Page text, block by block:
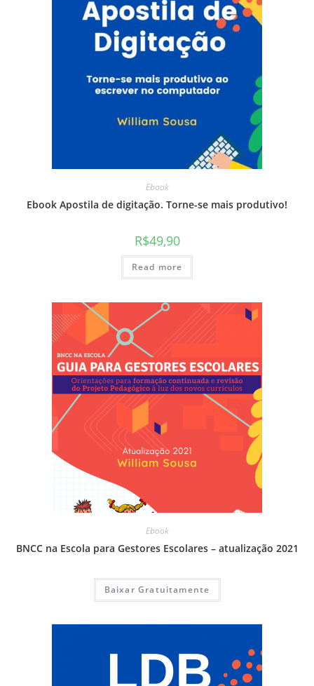
Ebook
Ebook Apostila de digitação. Torne-se mais produtivo!
R$49,90
Read more
Ebook
BNCC na Escola para Gestores Escolares – atualização 2021
Baixar Gratuitamente